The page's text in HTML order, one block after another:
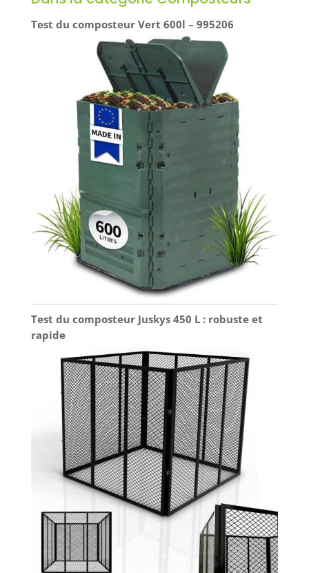
Test du composteur Vert 600l – 995206
Test du composteur Juskys 450 L : robuste et
rapide